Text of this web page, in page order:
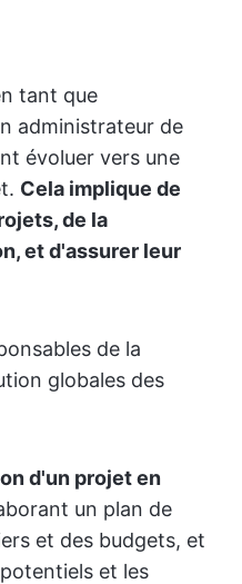
tant que
administrateur de
évoluer vers une
Cela implique de
de la
et d'assurer leur
de la
globales des
d'un projet en
un plan de
et des budgets, et
et les